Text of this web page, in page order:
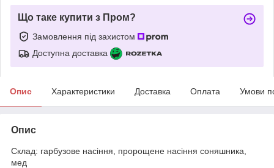
Що таке купити з Пром?
Замовлення під захистом
Доступна доставка
Опис Характеристики Доставка Оплата Умови
Опис
Склад: гарбузове насіння, пророщене насіння соняшника,
мед